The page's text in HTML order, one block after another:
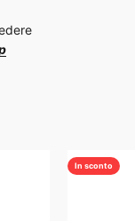
In sconto